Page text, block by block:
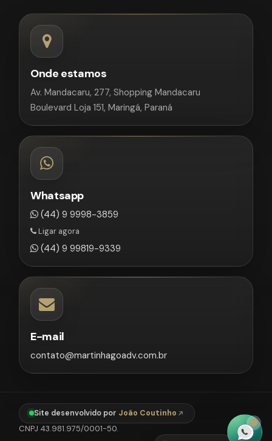
Onde estamos
Av. Mandacaru, 277, Shopping Mandacaru
Boulevard Loja 151, Maringá, Paraná
Whatsapp
(44) 9 9998-3859
Ligar agora
(44) 9 99819-9339
E-mail
contato@martinhagoadv.com.br
Site desenvolvido por João Coutinho
CNPJ 43.981.975/0001-50.